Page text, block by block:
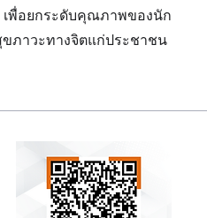
พื่อยกระดับคุณภาพของนัก
ภาวะทางจิตแก่ประชาชน